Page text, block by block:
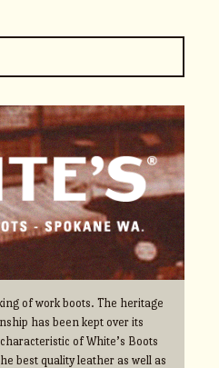
of work boots. The heritage
has been kept over its
of White’s Boots
best quality leather as well as